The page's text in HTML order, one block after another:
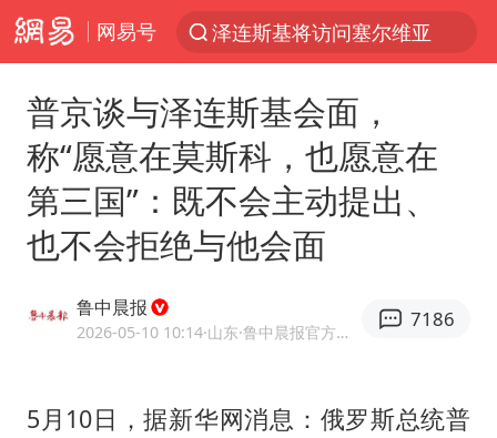
网易号
泽连斯基将访问塞尔维亚
泉州市委书记张毅恭被查
台风白海豚或吞并鲸鱼 登陆地点更新
四川宜宾市高县4.9级地震致1人死亡
普京谈与泽连斯基会面，
称“愿意在莫斯科，也愿意在
第三国”：既不会主动提出、
也不会拒绝与他会面
鲁中晨报
2026-05-10 10:14·山东 ·鲁中晨报官方网易号
7186
5月10日，据新华网消息：俄罗斯总统普